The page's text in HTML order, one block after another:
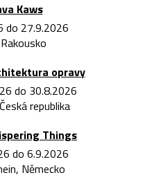
Kaws
do 27.9.2026
opravy
do 30.8.2026
republika
Things
do 6.9.2026
Německo